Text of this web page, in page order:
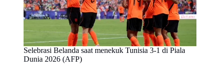
Selebrasi Belanda saat menekuk Tunisia 3-1 di Piala
Dunia 2026 (AFP)